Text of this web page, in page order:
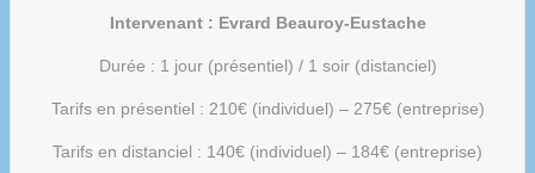
Intervenant : Evrard Beauroy-Eustache
Durée : 1 jour (présentiel) / 1 soir (distanciel)
Tarifs en présentiel : 210€ (individuel) – 275€ (entreprise)
Tarifs en distanciel : 140€ (individuel) – 184€ (entreprise)